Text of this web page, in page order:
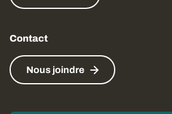
Contact
Nous joindre